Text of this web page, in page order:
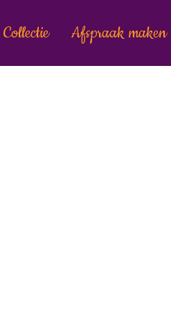
Collectie Afspraak maken